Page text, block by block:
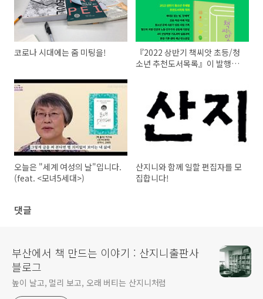
코로나 시대에는 줌 미팅을!
『2022 상반기 책씨앗 초등/청
소년 추천도서목록』이 발행되
오늘은 "세계 여성의 날"입니다.
(feat. <모녀5세대>)
산지니와 함께 일할 편집자를 모
집합니다!
댓글
부산에서 책 만드는 이야기 : 산지니출판사
블로그
높이 날고, 멀리 보고, 오래 버티는 산지니처럼